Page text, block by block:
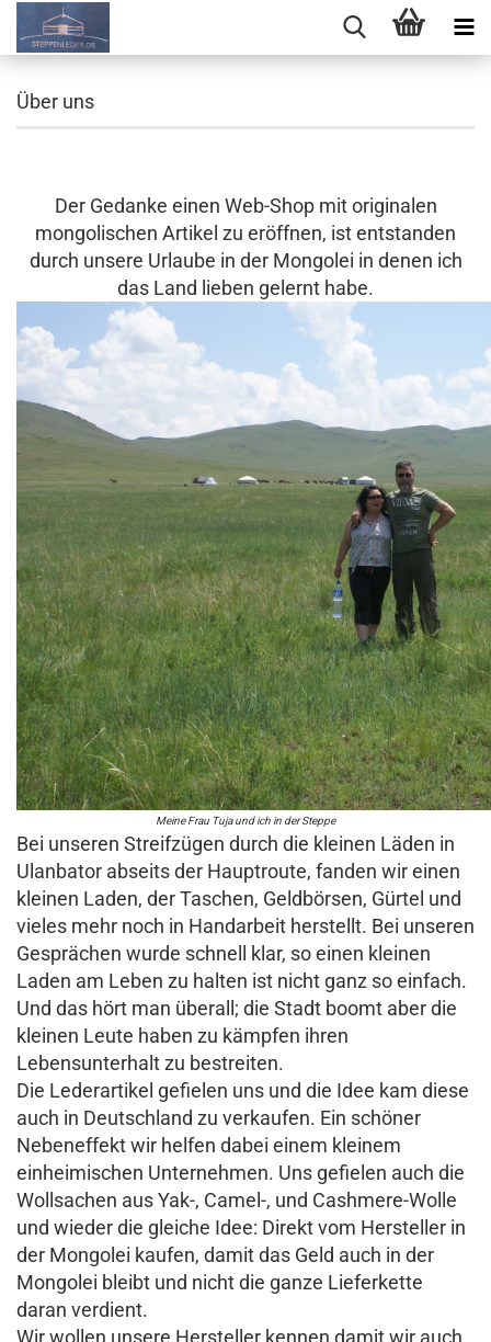
Über uns
Der Gedanke einen Web-Shop mit originalen
mongolischen Artikel zu eröffnen, ist entstanden
durch unsere Urlaube in der Mongolei in denen ich
das Land lieben gelernt habe.
Meine Frau Tuja und ich in der Steppe
Bei unseren Streifzügen durch die kleinen Läden in
Ulanbator abseits der Hauptroute, fanden wir einen
kleinen Laden, der Taschen, Geldbörsen, Gürtel und
vieles mehr noch in Handarbeit herstellt. Bei unseren
Gesprächen wurde schnell klar, so einen kleinen
Laden am Leben zu halten ist nicht ganz so einfach.
Und das hört man überall; die Stadt boomt aber die
kleinen Leute haben zu kämpfen ihren
Lebensunterhalt zu bestreiten.
Die Lederartikel gefielen uns und die Idee kam diese
auch in Deutschland zu verkaufen. Ein schöner
Nebeneffekt wir helfen dabei einem kleinem
einheimischen Unternehmen. Uns gefielen auch die
Wollsachen aus Yak-, Camel-, und Cashmere-Wolle
und wieder die gleiche Idee: Direkt vom Hersteller in
der Mongolei kaufen, damit das Geld auch in der
Mongolei bleibt und nicht die ganze Lieferkette
daran verdient.
Wir wollen unsere Hersteller kennen damit wir auch